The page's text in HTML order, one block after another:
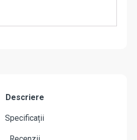
Descriere
Specificații